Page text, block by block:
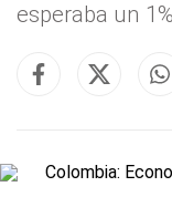
esperaba un